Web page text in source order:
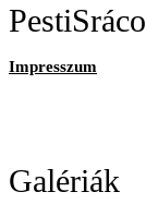
Impresszum
Galériák